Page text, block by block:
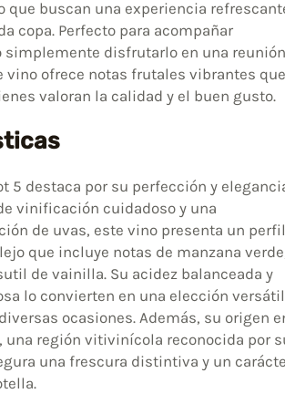
que buscan una experiencia
copa. Perfecto para acompañar
simplemente disfrutarlo en una reunión
vino ofrece notas frutales vibrantes que
valoran la calidad y el buen gusto.
5 destaca por su perfección y
vinificación cuidadoso y una
de uvas, este vino presenta un perfil
que incluye notas de manzana
de vainilla. Su acidez balanceada y
lo convierten en una elección versátil
ocasiones. Además, su origen
una región vitivinícola reconocida por
una frescura distintiva y un